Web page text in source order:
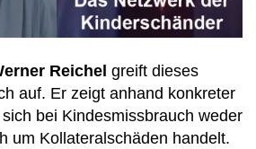
Reichel greift dieses
auf. Er zeigt anhand konkreter
bei Kindesmissbrauch weder
um Kollateralschäden handelt.